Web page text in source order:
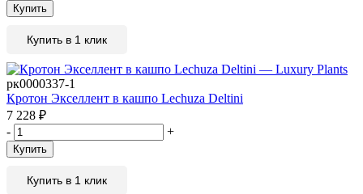
Купить
Купить в 1 клик
рк0000337-1
Кротон Экселлент в кашпо Lechuza Deltini
7 228 ₽
-
+
Купить
Купить в 1 клик